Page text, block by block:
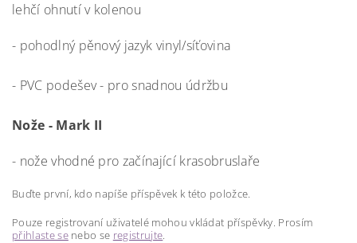
lehčí ohnutí v kolenou
- pohodlný pěnový jazyk vinyl/síťovina
- PVC podešev - pro snadnou údržbu
Nože - Mark II
- nože vhodné pro začínající krasobruslaře
Buďte první, kdo napíše příspěvek k této položce.
Pouze registrovaní uživatelé mohou vkládat příspěvky. Prosím
přihlaste senebo se registrujte.